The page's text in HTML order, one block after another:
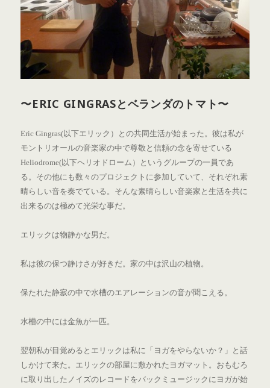
〜ERIC GINGRASとベランダのトマト〜
Eric Gingras(以下エリック）との共同生活が始まった。彼は私が
モントリオールの音楽家の中で尊敬と信頼の念を寄せている
Heliodrome(以下ヘリオドローム）というグループの一員であ
る。その他にも数々のプロジェクトに参加していて、それぞれ素
晴らしい音を奏でている。そんな素晴らしい音楽家と生活を共に
出来るのは極めて光栄な事だ。
エリックは物静かな男だ。
私は彼の保つ静けさが好きだ。家の中は沢山の植物。
保たれた静寂の中で水槽のエアレーションの音が聞こえる。
水槽の中には金魚が一匹。
翌朝私が目覚めるとエリックは私に「ヨガをやらないか？」と話
しかけて来た。エリックの部屋に敷かれたヨガマット。おもむろ
に取り出したノイズのレコードをバックミュージックにヨガが始